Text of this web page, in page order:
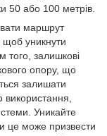
50 або 100 метрів.
маршрут
щоб уникнути
того, залишкові
опору, що
залишати
використання,
Уникайте
це може призвести